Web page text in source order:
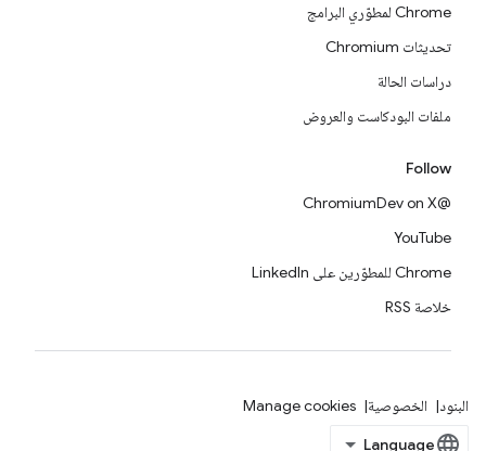
Chrome لمطوّري البرامج
تحديثات Chromium
دراسات الحالة
ملفات البودكاست والعروض
Follow
@ChromiumDev on X
YouTube
Chrome للمطوّرين على LinkedIn
خلاصة RSS
البنود الخصوصية Manage cookies